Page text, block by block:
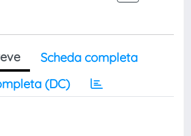
Scheda completa
(DC)